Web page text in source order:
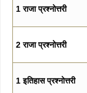
1 राजा प्रश्नोत्तरी
2 राजा प्रश्नोत्तरी
1 इतिहास प्रश्नोत्तरी